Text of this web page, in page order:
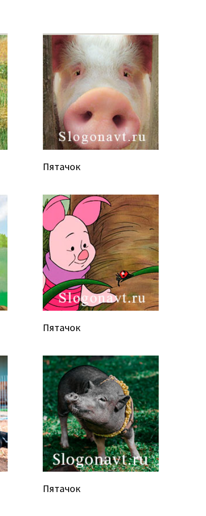
Пятачок
Пятачок
Пятачок